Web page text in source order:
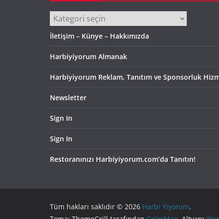
Kategoriler
İletişim – Künye – Hakkımızda
Harbiyiyorum Almanak
Harbiyiyorum Reklam, Tanıtım ve Sponsorluk
Newsletter
Sign In
Sign In
Restoranınızı Harbiyiyorum.com’da Tanıtın!
Tüm hakları saklıdır © 2026 Harbi Yiyorum.